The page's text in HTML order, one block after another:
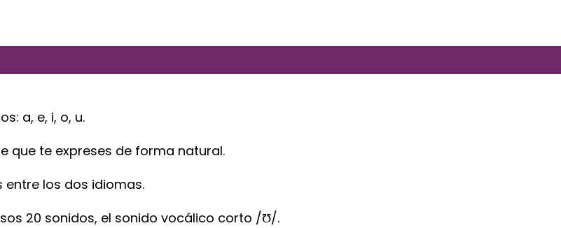
a, e, i, o, u.
que te expreses de forma natural.
entre los dos idiomas.
20 sonidos, el sonido vocálico corto /Ʊ/.